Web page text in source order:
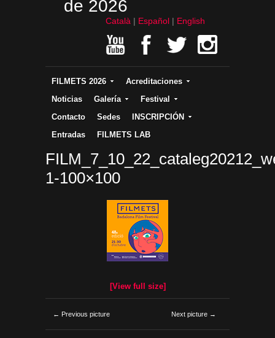
de 2026
Català Español English
FILMETS 2026
Acreditaciones
Noticias
Galería
Festival
Contacto
Sedes
INSCRIPCIÓN
Entradas
FILMETS LAB
1-100×100
[View full size]
← Previous picture Next picture →